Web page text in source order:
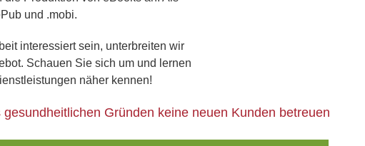
und .mobi.
interessiert sein, unterbreiten wir
Schauen Sie sich um und lernen
näher kennen!
Gründen keine neuen Kunden betreuen